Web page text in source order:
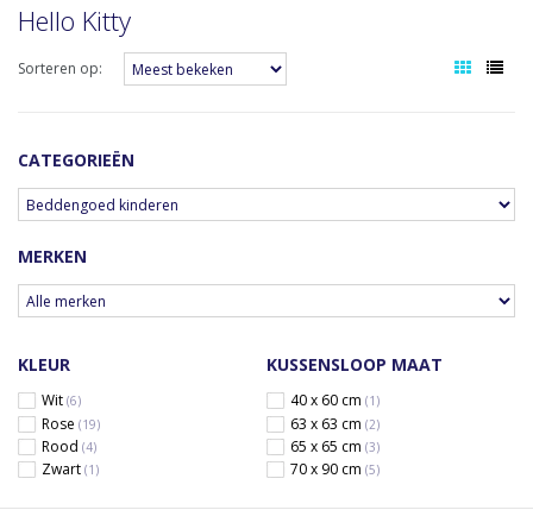
Hello Kitty
Sorteren op:
CATEGORIEËN
MERKEN
KLEUR
Wit (6)
Rose (19)
Rood (4)
Zwart (1)
KUSSENSLOOP MAAT
40 x 60 cm (1)
63 x 63 cm (2)
65 x 65 cm (3)
70 x 90 cm (5)